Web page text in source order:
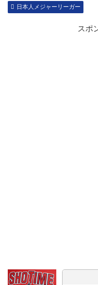
日本人メジャーリーガー
スポ